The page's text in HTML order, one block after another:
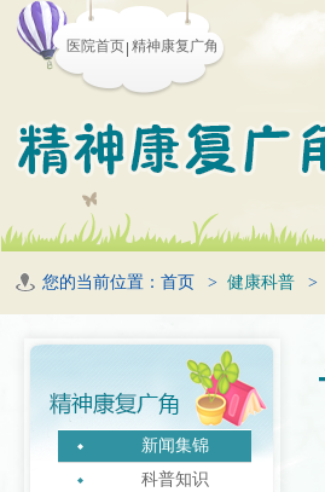
医院首页 精神康复广角
您的当前位置： 首页 > 健康科普 >
新闻集锦
科普知识